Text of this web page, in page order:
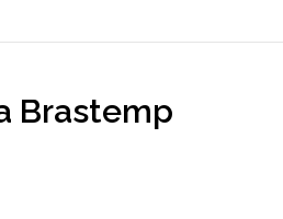
Brastemp